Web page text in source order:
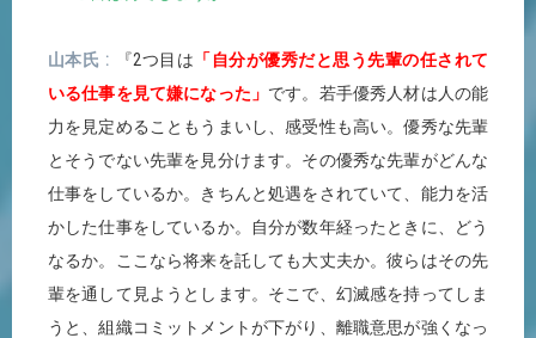
山本氏 『2つ目は 「自分が優秀だと思う先輩の任されて
いる仕事を見て嫌になった」 です。若手優秀人材は人の能
力を見定めることもうまいし、感受性も高い。優秀な先輩
とそうでない先輩を見分けます。その優秀な先輩がどんな
仕事をしているか。きちんと処遇をされていて、能力を活
かした仕事をしているか。自分が数年経ったときに、どう
なるか。ここなら将来を託しても大丈夫か。彼らはその先
輩を通して見ようとします。そこで、幻滅感を持ってしま
うと、組織コミットメントが下がり、離職意思が強くなっ